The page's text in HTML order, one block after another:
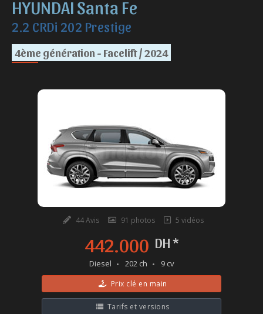
HYUNDAI Santa Fe
2.2 CRDi 202 Prestige
4ème génération - Facelift / 2024
44 Avis 91 photos 5 vidéos
442.000 DH *
Diesel 202 ch 9 cv
Prix clé en main
Tarifs et versions